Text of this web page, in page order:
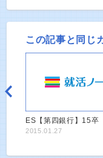
この記事と同じ
ES【第四銀行】15卒
2015.01.27